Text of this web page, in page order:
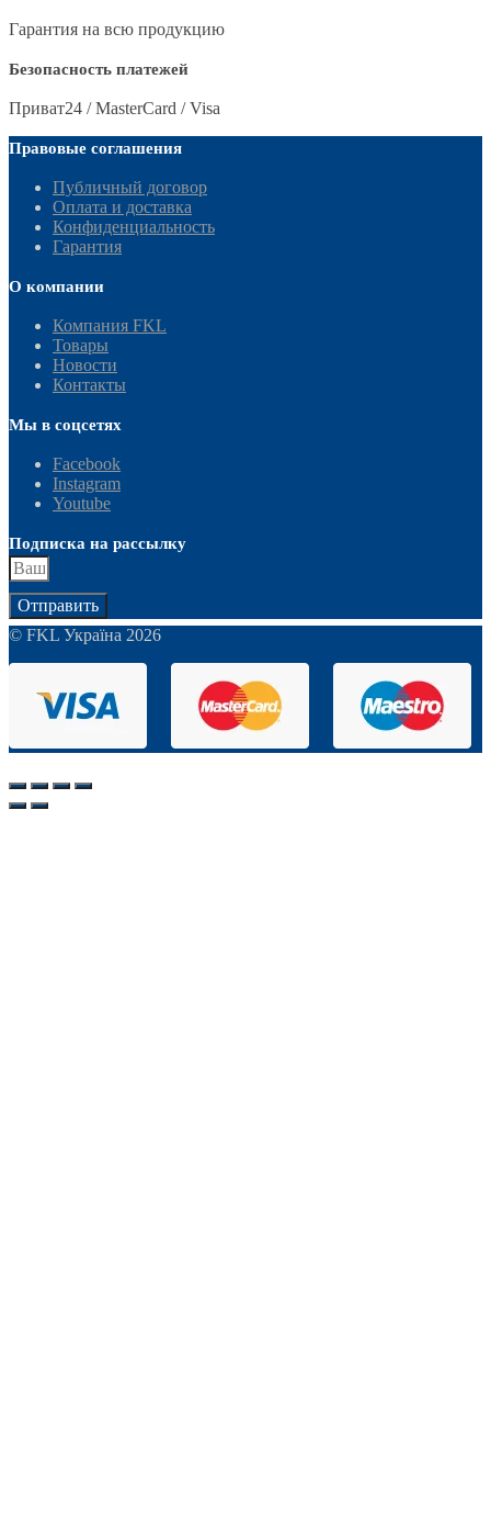
Гарантия на всю продукцию
Безопасность платежей
Приват24 / MasterCard / Visa
Правовые соглашения
Публичный договор
Оплата и доставка
Конфиденциальность
Гарантия
О компании
Компания FKL
Товары
Новости
Контакты
Мы в соцсетях
Facebook
Instagram
Youtube
Подписка на рассылку
Отправить
© FKL Україна 2026